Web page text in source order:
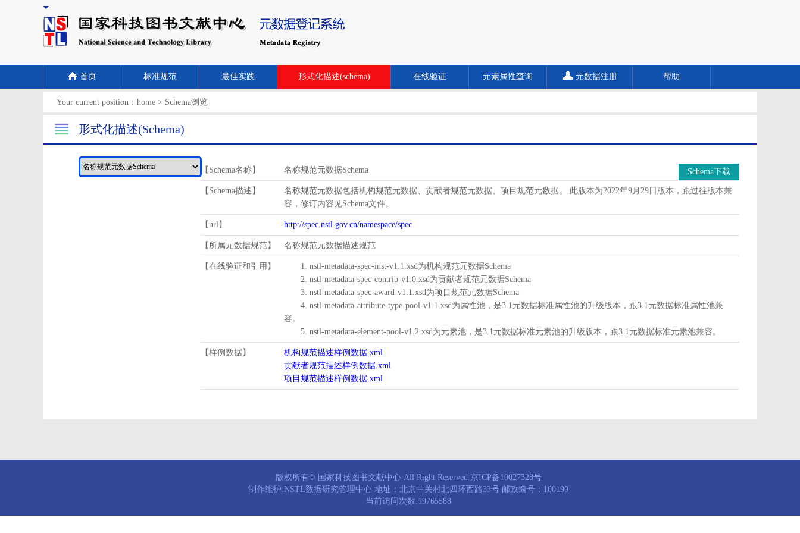
首页 标准规范 最佳实践 形式化描述(schema) 在线验证 元素属性查询 元数据注册 帮助
Your current position： home > Schema浏览
形式化描述(Schema)
【Schema名称】 名称规范元数据Schema Schema下载
【Schema描述】
名称规范元数据包括机构规范元数据、贡献者规范元数据、项目规范元数据。 此版本为2022年9月29日版本，跟过往版本兼
容，修订内容见Schema文件。
【url】 http://spec.nstl.gov.cn/namespace/spec
【所属元数据规范】 名称规范元数据描述规范
【在线验证和引用】
1. nstl-metadata-spec-inst-v1.1.xsd为机构规范元数据Schema
2. nstl-metadata-spec-contrib-v1.0.xsd为贡献者规范元数据Schema
3. nstl-metadata-spec-award-v1.1.xsd为项目规范元数据Schema
4. nstl-metadata-attribute-type-pool-v1.1.xsd为属性池，是3.1元数据标准属性池的升级版本，跟3.1元数据标准属性池兼
容。
5. nstl-metadata-element-pool-v1.2.xsd为元素池，是3.1元数据标准元素池的升级版本，跟3.1元数据标准元素池兼容。
【样例数据】
机构规范描述样例数据.xml
贡献者规范描述样例数据.xml
项目规范描述样例数据.xml
版权所有© 国家科技图书文献中心 All Right Reserved.京ICP备10027328号
制作维护:NSTL数据研究管理中心 地址：北京中关村北四环西路33号 邮政编号：100190
当前访问次数:19765588